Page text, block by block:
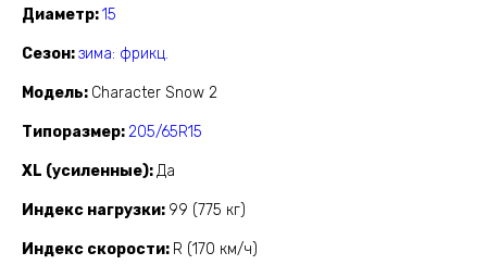
Диаметр 15
Сезон зима: фрикц.
Модель Character Snow 2
Типоразмер 205/65R15
XL (усиленные) Да
Индекс нагрузки 99 (775 кг)
Индекс скорости R (170 км/ч)